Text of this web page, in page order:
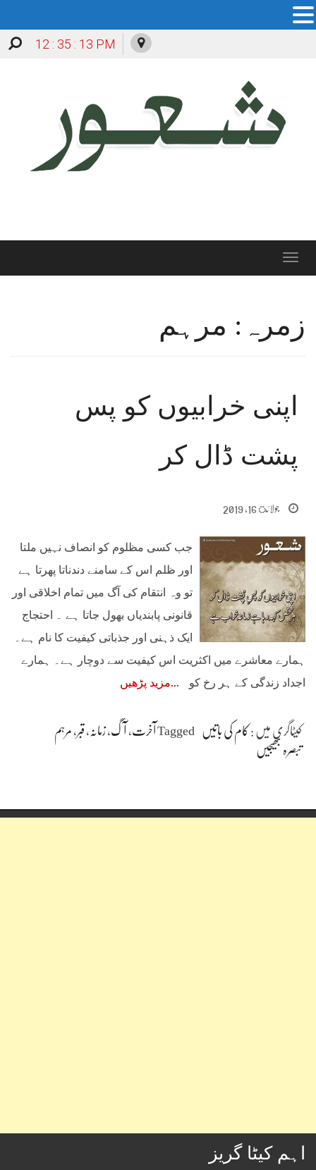
12 : 35 : 13 PM
Toggle
زمرہ: مرہم
اپنی خرابیوں کو پس
پشت ڈال کر
جولائ 16, 2019
جب کسی مظلوم کو انصاف نہیں ملتا
اور ظلم اس کے سامنے دندناتا پھرتا ہے
تو وہ انتقام کی آگ میں تمام اخلاقی اور
قانونی پابندیاں بھول جاتا ہے ۔ احتجاج
ایک ذہنی اور جذباتی کیفیت کا نام ہے۔
ہمارے معاشرے میں اکثریت اس کیفیت سے دوچار ہے۔ ہمارے
اجداد زندگی کے ہر رخ کو
مزید پڑھیں
کیٹاگری میں : کام کی باتیں Taggedآخرت، آگ،زمانہ ، قبر ، مرہم
تبصرہ بھیجیں
اہم کیٹا گریز